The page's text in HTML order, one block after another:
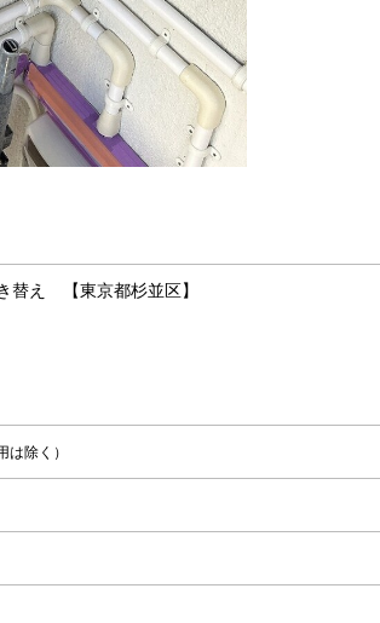
替え 【東京都杉並区】
は除く）